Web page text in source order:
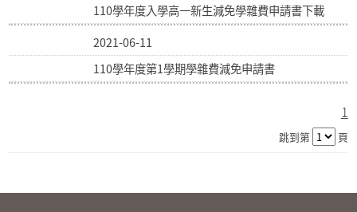
110學年度入學高一新生減免學雜費申請書下載
2021-06-11
110學年度第1學期學雜費減免申請書
1
跳到第 頁